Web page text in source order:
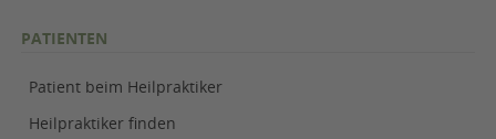
PATIENTEN
Patient beim Heilpraktiker
Heilpraktiker finden